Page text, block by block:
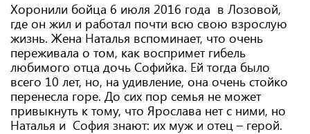
Хоронили бойца 6 июля 2016 года в Лозовой,
где он жил и работал почти всю свою взрослую
жизнь. Жена Наталья вспоминает, что очень
переживала о том, как воспримет гибель
любимого отца дочь Софийка. Ей тогда было
всего 10 лет, но, на удивление, она очень стойко
перенесла горе. До сих пор семья не может
привыкнуть к тому, что Ярослава нет с ними, но
Наталья и София знают: их муж и отец – герой.